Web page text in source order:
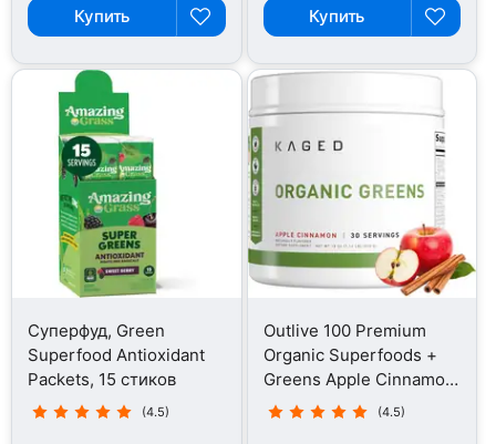
Купить Купить
Суперфуд, Green
Superfood Antioxidant
Packets, 15 стиков
(4.5)
Outlive 100 Premium
Organic Superfoods +
Greens Apple Cinnamon,
Суперфуд, 510 г(4.5)